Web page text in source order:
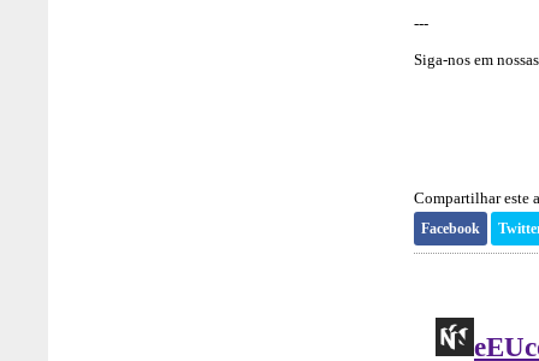
---
Siga-nos em
Compartilhar este
Facebook